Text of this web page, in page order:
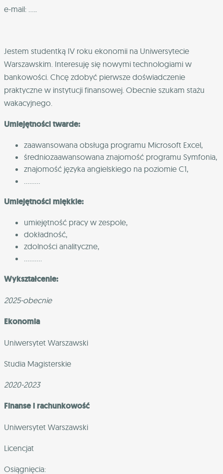
e-mail: …..
Jestem studentką IV roku ekonomii na Uniwersytecie
Warszawskim. Interesuję się nowymi technologiami w
bankowości. Chcę zdobyć pierwsze doświadczenie
praktyczne w instytucji finansowej. Obecnie szukam stażu
wakacyjnego.
Umiejętności twarde:
zaawansowana obsługa programu Microsoft Excel,
średniozaawansowana znajomość programu Symfonia,
znajomość języka angielskiego na poziomie C1,
………
Umiejętności miękkie:
umiejętność pracy w zespole,
dokładność,
zdolności analityczne,
……….
Wykształcenie:
2025-obecnie
Ekonomia
Uniwersytet Warszawski
Studia Magisterskie
2020-2023
Finanse i rachunkowość
Uniwersytet Warszawski
Licencjat
Osiągnięcia: